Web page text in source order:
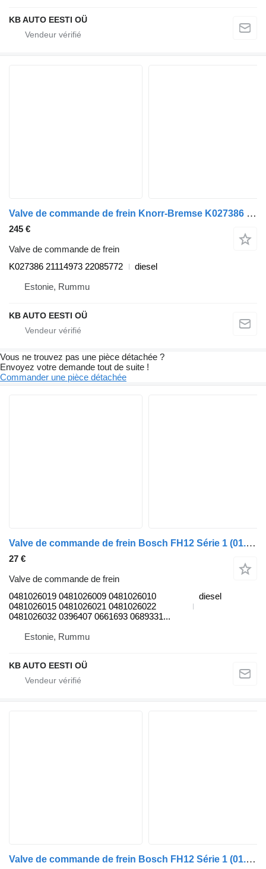
KB AUTO EESTI OÜ
Valve de commande de frein Knorr-Bremse K027386 pour camion Volvo FH, FM, FMX-4 series (2013-)
245 €
Valve de commande de frein
K027386 21114973 22085772
diesel
Estonie, Rummu
KB AUTO EESTI OÜ
Vous ne trouvez pas une pièce détachée ?
Envoyez votre demande tout de suite !
Commander une pièce détachée
Valve de commande de frein Bosch FH12 Série 1 (01.93-12.02) 0481026019 pour camion Volvo FH12, FH16, NH12, FH, VNL780 (1993-2014)
27 €
Valve de commande de frein
0481026019 0481026009 0481026010
0481026015 0481026021 0481026022
0481026032 0396407 0661693 0689331...
diesel
Estonie, Rummu
KB AUTO EESTI OÜ
Valve de commande de frein Bosch FH12 Série 1 (01.93-12.02) 0501100019 pour camion Volvo FH12, FH16, NH12, FH, VNL780 (1993-2014)